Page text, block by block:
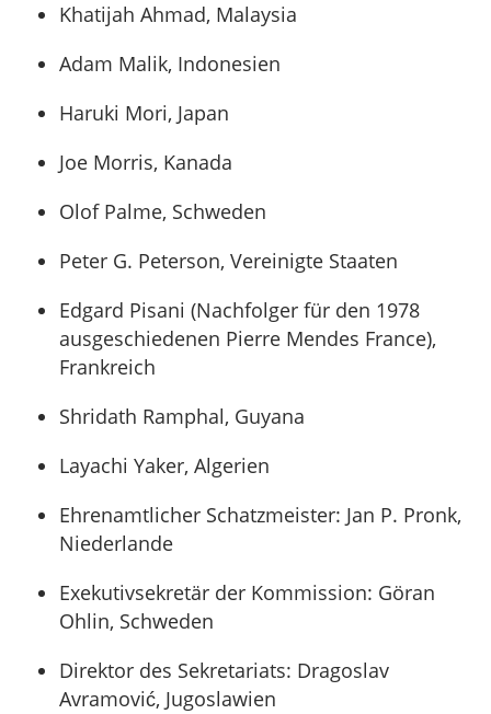
Khatijah Ahmad, Malaysia
Adam Malik, Indonesien
Haruki Mori, Japan
Joe Morris, Kanada
Olof Palme, Schweden
Peter G. Peterson, Vereinigte Staaten
Edgard Pisani (Nachfolger für den 1978
ausgeschiedenen Pierre Mendes France),
Frankreich
Shridath Ramphal, Guyana
Layachi Yaker, Algerien
Ehrenamtlicher Schatzmeister: Jan P. Pronk,
Niederlande
Exekutivsekretär der Kommission: Göran
Ohlin, Schweden
Direktor des Sekretariats: Dragoslav
Avramović, Jugoslawien